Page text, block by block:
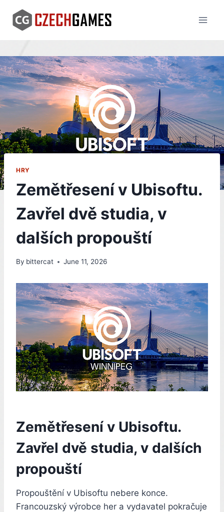
content
HRY
Zemětřesení v Ubisoftu.
Zavřel dvě studia, v
dalších propouští
By bittercat June 11, 2026
Zemětřesení v Ubisoftu.
Zavřel dvě studia, v dalších
propouští
Propouštění v Ubisoftu nebere konce.
Francouzský výrobce her a vydavatel pokračuje